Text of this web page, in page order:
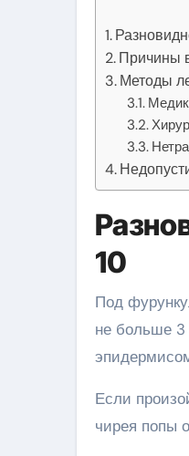
Причины
Методы
10
Под
не больше 3
Если
чирея попы